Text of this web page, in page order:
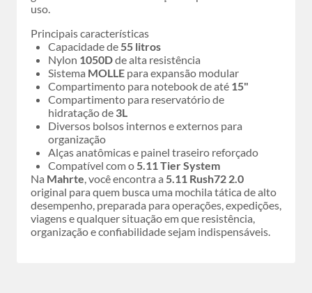
uso.
Principais características
Capacidade de55 litros
Nylon 1050Dde alta resistência
Sistema MOLLE para expansão modular
Compartimento para notebook de até 15"
Compartimento para reservatório de
hidratação de 3L
Diversos bolsos internos e externos para
organização
Alças anatômicas e painel traseiro reforçado
Compatível com o5.11 Tier System
Na Mahrte, você encontra a 5.11 Rush72 2.0
original para quem busca uma mochila tática de alto
desempenho, preparada para operações, expedições,
viagens e qualquer situação em que resistência,
organização e confiabilidade sejam indispensáveis.